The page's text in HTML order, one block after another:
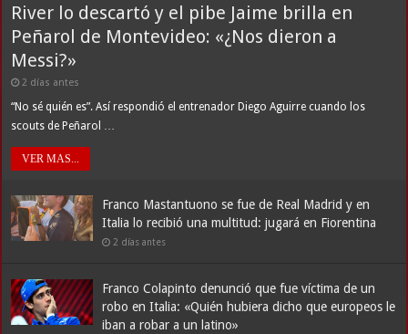
River lo descartó y el pibe Jaime brilla en
Peñarol de Montevideo: «¿Nos dieron a
Messi?»
2 días antes
“No sé quién es”. Así respondió el entrenador Diego Aguirre cuando los
scouts de Peñarol …
VER MAS...
Franco Mastantuono se fue de Real Madrid y en
Italia lo recibió una multitud: jugará en Fiorentina
2 días antes
Franco Colapinto denunció que fue víctima de un
robo en Italia: «Quién hubiera dicho que europeos le
iban a robar a un latino»